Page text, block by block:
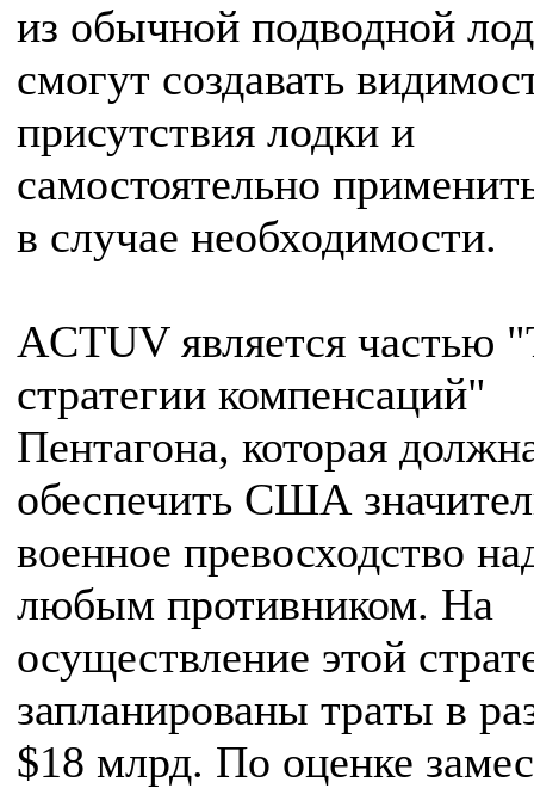
из обычной подводной
смогут создавать
присутствия лодки и
самостоятельно
в случае необходимости.
ACTUV является частью
стратегии компенсаций"
Пентагона, которая
обеспечить США
военное превосходство
любым противником. На
осуществление этой
запланированы траты в
$18 млрд. По оценке